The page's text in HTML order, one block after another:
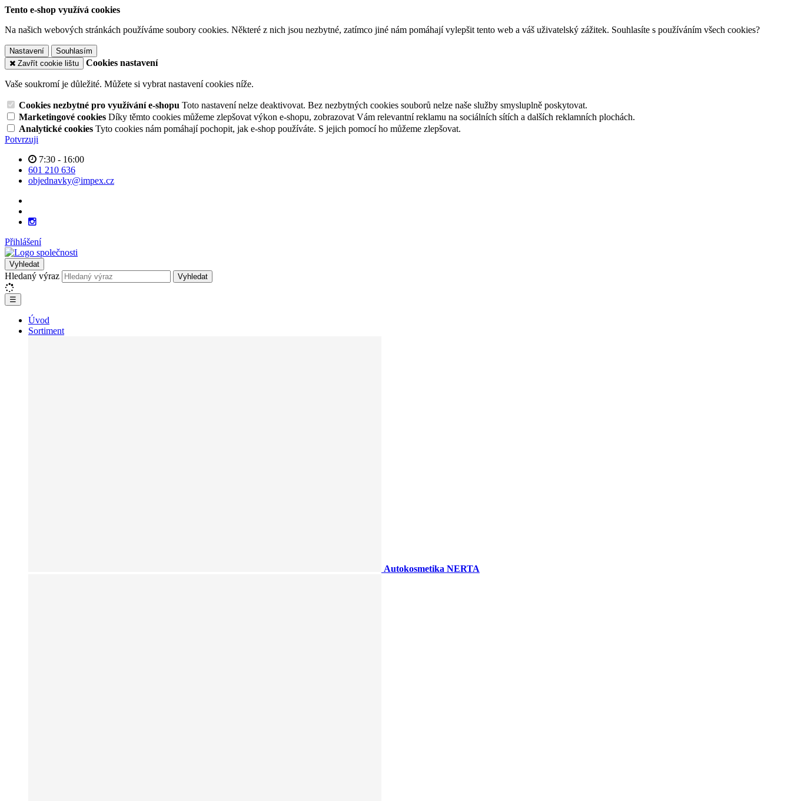
Tento e-shop využívá cookies
Na našich webových stránkách používáme soubory cookies. Některé z nich jsou nezbytné, zatímco jiné nám pomáhají vylepšit tento web a váš uživatelský zážitek. Souhlasíte s používáním všech cookies?
Nastavení
Souhlasím
Zavřít cookie lištu
Cookies nastavení
Vaše soukromí je důležité. Můžete si vybrat nastavení cookies níže.
Cookies nezbytné pro využívání e-shopu Toto nastavení nelze deaktivovat. Bez nezbytných cookies souborů nelze naše služby smysluplně poskytovat.
Marketingové cookies Díky těmto cookies můžeme zlepšovat výkon e-shopu, zobrazovat Vám relevantní reklamu na sociálních sítích a dalších reklamních plochách.
Analytické cookies Tyto cookies nám pomáhají pochopit, jak e-shop používáte. S jejich pomocí ho můžeme zlepšovat.
Potvrzuji
7:30 - 16:00
601 210 636
objednavky@impex.cz
Přihlášení
Vyhledat
Hledaný výraz Vyhledat
☰
Úvod
Sortiment
Autokosmetika NERTA